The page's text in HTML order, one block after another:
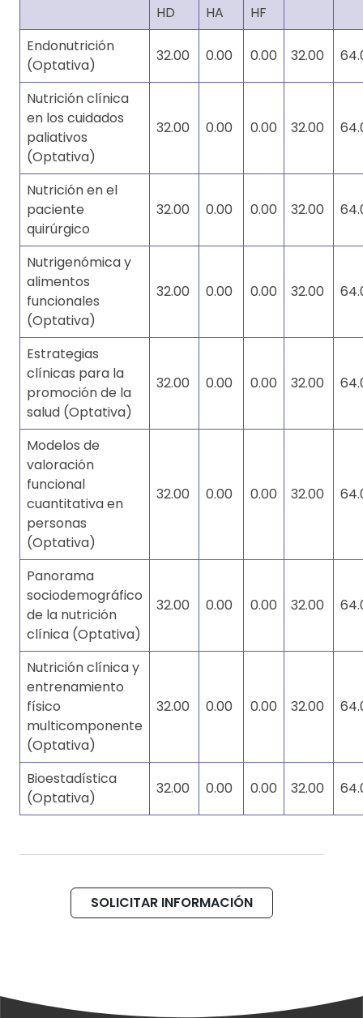
HD HA
HF
Endonutrición
(Optativa)
32.00 0.00 0.00 32.00
Nutrición clínica
en los cuidados
paliativos
(Optativa)
32.00 0.00 0.00 32.00
Nutrición en el
paciente
quirúrgico
32.00 0.00 0.00 32.00
Nutrigenómica y
alimentos
funcionales
(Optativa)
32.00 0.00 0.00 32.00
Estrategias
clínicas para la
promoción de la
salud (Optativa)
32.00 0.00 0.00 32.00
Modelos de
valoración
funcional
cuantitativa en
personas
(Optativa)
32.00 0.00 0.00 32.00
Panorama
sociodemográfico
de la nutrición
clínica (Optativa)
32.00 0.00 0.00 32.00
Nutrición clínica y
entrenamiento
físico
multicomponente
(Optativa)
32.00 0.00 0.00 32.00
Bioestadística
(Optativa)
32.00 0.00 0.00 32.00
SOLICITAR INFORMACIÓN